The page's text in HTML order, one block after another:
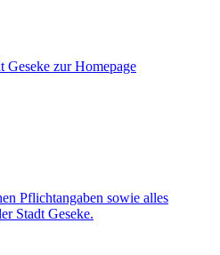
Geseke zur Homepage
Pflichtangaben sowie alles
Stadt Geseke.